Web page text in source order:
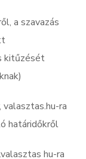
a szavazás
kitűzését
ra
határidőkről
hu-ra